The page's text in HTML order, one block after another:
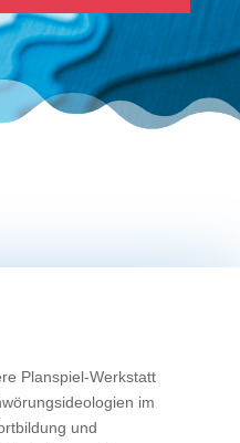
Planspiel-Werkstatt
im
und